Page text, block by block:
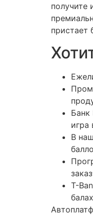
получите
пристает
Банк
игра
В
T-